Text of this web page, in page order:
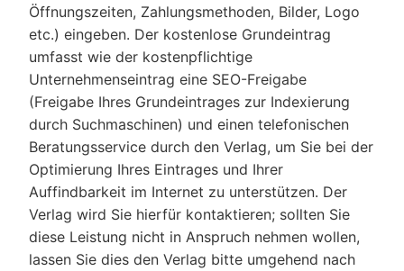
Öffnungszeiten, Zahlungsmethoden, Bilder, Logo
etc.) eingeben. Der kostenlose Grundeintrag
umfasst wie der kostenpflichtige
Unternehmenseintrag eine SEO-Freigabe
(Freigabe Ihres Grundeintrages zur Indexierung
durch Suchmaschinen) und einen telefonischen
Beratungsservice durch den Verlag, um Sie bei der
Optimierung Ihres Eintrages und Ihrer
Auffindbarkeit im Internet zu unterstützen. Der
Verlag wird Sie hierfür kontaktieren; sollten Sie
diese Leistung nicht in Anspruch nehmen wollen,
lassen Sie dies den Verlag bitte umgehend nach